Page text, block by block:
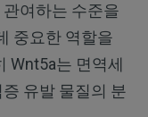
여하는 수준을
중요한 역할을
Wnt5a는 면역세
유발 물질의 분